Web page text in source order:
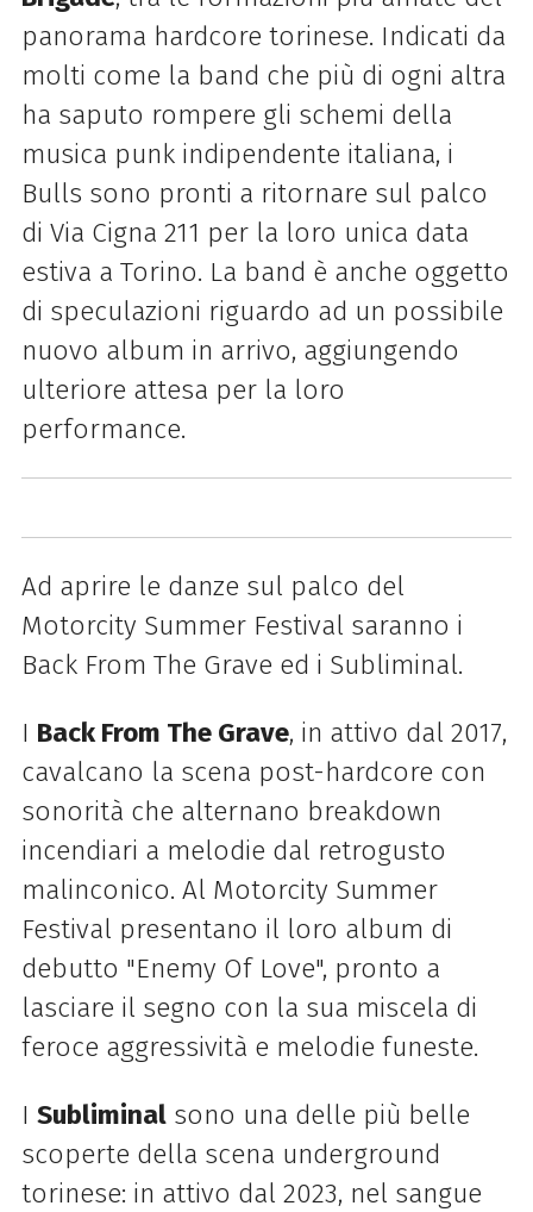
panorama hardcore torinese. Indicati da
molti come la band che più di ogni altra
ha saputo rompere gli schemi della
musica punk indipendente italiana, i
Bulls sono pronti a ritornare sul palco
di Via Cigna 211 per la loro unica data
estiva a Torino. La band è anche oggetto
di speculazioni riguardo ad un possibile
nuovo album in arrivo, aggiungendo
ulteriore attesa per la loro
performance.
Ad aprire le danze sul palco del
Motorcity Summer Festival saranno i
Back From The Grave ed i Subliminal.
I Back From The Grave, in attivo dal 2017,
cavalcano la scena post-hardcore con
sonorità che alternano breakdown
incendiari a melodie dal retrogusto
malinconico. Al Motorcity Summer
Festival presentano il loro album di
debutto "Enemy Of Love", pronto a
lasciare il segno con la sua miscela di
feroce aggressività e melodie funeste.
I Subliminalsono una delle più belle
scoperte della scena underground
torinese: in attivo dal 2023, nel sangue